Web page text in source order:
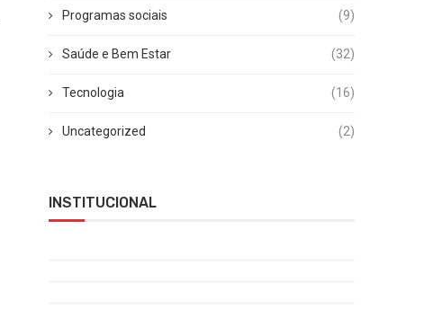
Programas sociais (9)
Saúde e Bem Estar (32)
Tecnologia (16)
Uncategorized (2)
INSTITUCIONAL